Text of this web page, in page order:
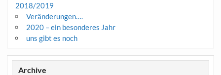
2018/2019
Veränderungen….
2020 – ein besonderes Jahr
uns gibt es noch
Archive